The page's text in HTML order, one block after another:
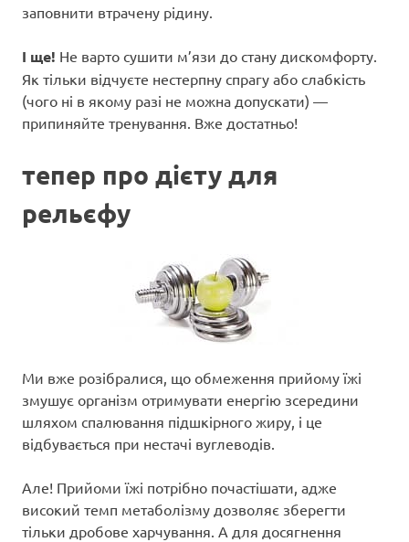
заповнити втрачену рідину.
І ще! Не варто сушити м’язи до стану дискомфорту.
Як тільки відчуєте нестерпну спрагу або слабкість
(чого ні в якому разі не можна допускати) —
припиняйте тренування. Вже достатньо!
тепер про дієту для
рельєфу
Ми вже розібралися, що обмеження прийому їжі
змушує організм отримувати енергію зсередини
шляхом спалювання підшкірного жиру, і це
відбувається при нестачі вуглеводів.
Але! Прийоми їжі потрібно почастішати, адже
високий темп метаболізму дозволяє зберегти
тільки дробове харчування. А для досягнення